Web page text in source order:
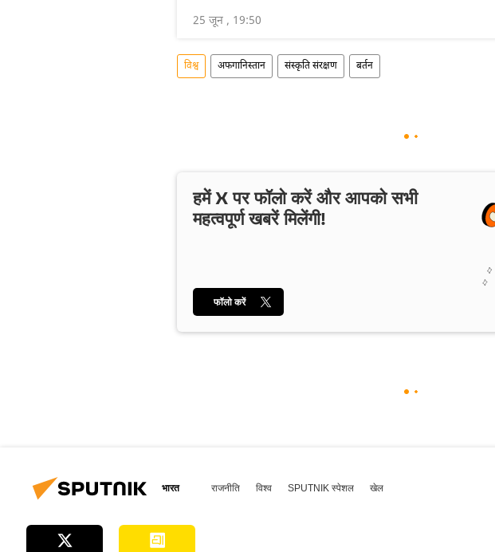
25 जून , 19:50
विश्व अफगानिस्तान संस्कृति संरक्षण बर्तन
हमें X पर फॉलो करें और आपको सभी
महत्वपूर्ण खबरें मिलेंगी!
फॉलो करें
भारत राजनीति विश्व SPUTNIK स्पेशल खेल